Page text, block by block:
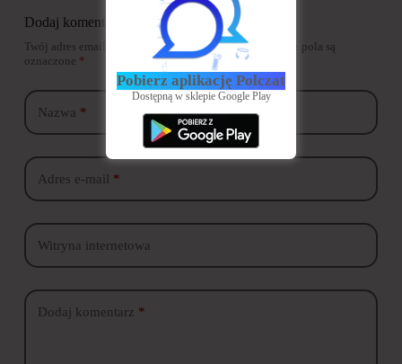
Dodaj komentarz
Twój adres email nie zostanie opublikowany. Wymagane pola są
oznaczone *
Nazwa *
Adres e-mail *
Witryna internetowa
Dodaj komentarz *
Pobierz aplikację Polczat
Dostępną w sklepie Google Play